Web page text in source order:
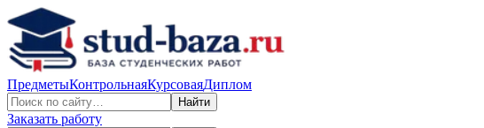
ПредметыКонтрольнаяКурсоваяДиплом
Найти
Заказать работу